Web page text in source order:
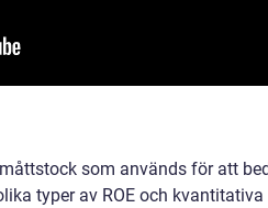
som används för att
typer av ROE och